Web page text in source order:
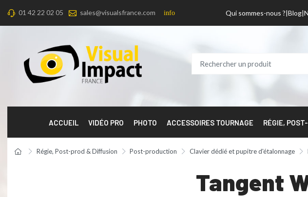
01 42 22 02 05 sales@visualsfrance.com info Qui sommes-nous ? Blog
ACCUEIL VIDÉO PRO PHOTO ACCESSOIRES TOURNAGE RÉGIE,
Régie, Post-prod & Diffusion Post-production Clavier dédié et pupitre d'étalonnage
Tangent